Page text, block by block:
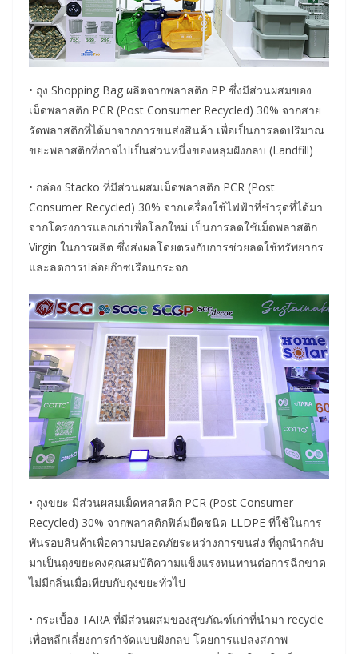
• ถุง Shopping Bag ผลิตจากพลาสติก PP ซึ่งมีส่วนผสมของ
เม็ดพลาสติก PCR (Post Consumer Recycled) 30% จากสาย
รัดพลาสติกที่ได้มาจากการขนส่งสินค้า เพื่อเป็นการลดปริมาณ
ขยะพลาสติกที่อาจไปเป็นส่วนหนึ่งของหลุมฝังกลบ (Landfill)
• กล่อง Stacko ที่มีส่วนผสมเม็ดพลาสติก PCR (Post
Consumer Recycled) 30% จากเครื่องใช้ไฟฟ้าที่ชำรุดที่ได้มา
จากโครงการแลกเก่าเพื่อโลกใหม่ เป็นการลดใช้เม็ดพลาสติก
Virgin ในการผลิต ซึ่งส่งผลโดยตรงกับการช่วยลดใช้ทรัพยากร
และลดการปล่อยก๊าซเรือนกระจก
• ถุงขยะ มีส่วนผสมเม็ดพลาสติก PCR (Post Consumer
Recycled) 30% จากพลาสติกฟิล์มยืดชนิด LLDPE ที่ใช้ในการ
พันรอบสินค้าเพื่อความปลอดภัยระหว่างการขนส่ง ที่ถูกนำกลับ
มาเป็นถุงขยะคงคุณสมบัติความแข็งแรงทนทานต่อการฉีกขาด
ไม่มีกลิ่นเมื่อเทียบกับถุงขยะทั่วไป
• กระเบื้อง TARA ที่มีส่วนผสมของสุขภัณฑ์เก่าที่นำมา recycle
เพื่อหลีกเลี่ยงการกำจัดแบบฝังกลบ โดยการแปลงสภาพ